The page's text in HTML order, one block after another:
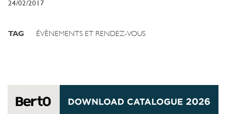
24/02/2017
TAG ÉVÈNEMENTS ET RENDEZ-VOUS